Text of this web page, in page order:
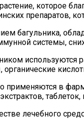
которое
препаратов,
багульника,
системы,
используются
применяются в
таблеток,
лечебного